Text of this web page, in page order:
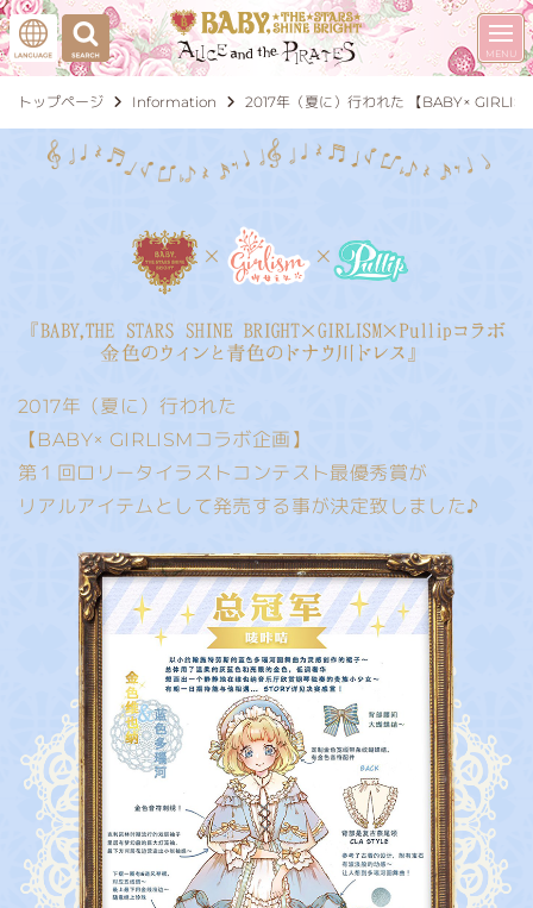
トップページ Information 2017年（夏に）行われた 【BABY×
2017年（夏に）行われた
【BABY× GIRLISMコラボ企画】
第１回ロリータイラストコンテスト最優秀賞が
リアルアイテムとして発売する事が決定致しました♪